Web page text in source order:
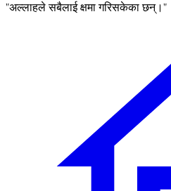
"अल्लाहले सबैलाई क्षमा गरिसकेका छन्।"